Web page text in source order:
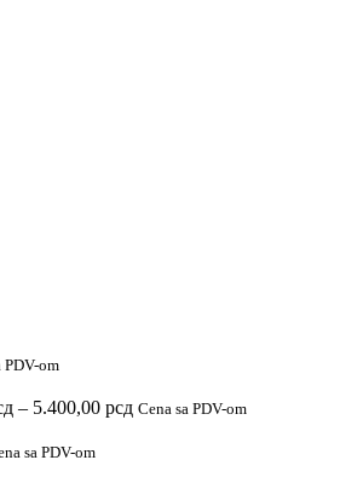
PDV-om
– 5.400,00 рсдRaspon
Cena sa PDV-om
sa PDV-om